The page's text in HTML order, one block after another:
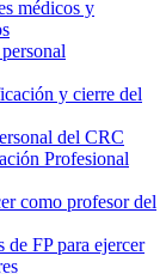
médicos y
y cierre del
del CRC
Profesional
como profesor del
FP para ejercer